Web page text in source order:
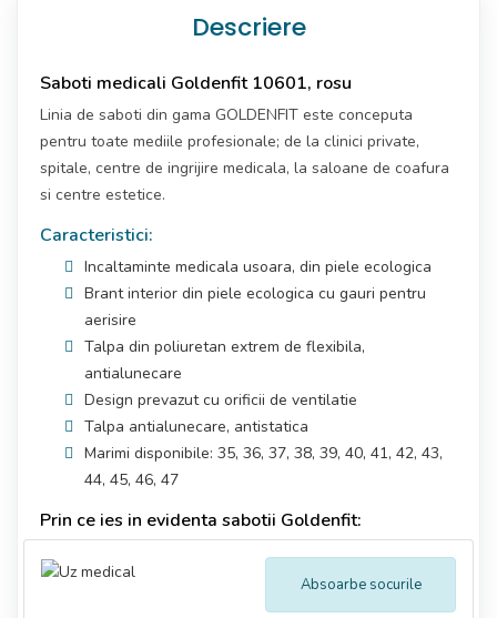
Descriere
Saboti medicali Goldenfit 10601, rosu
Linia de saboti din gama GOLDENFIT este conceputa
pentru toate mediile profesionale; de la clinici private,
spitale, centre de ingrijire medicala, la saloane de coafura
si centre estetice.
Caracteristici:
Incaltaminte medicala usoara, din piele ecologica
Brant interior din piele ecologica cu gauri pentru
aerisire
Talpa din poliuretan extrem de flexibila,
antialunecare
Design prevazut cu orificii de ventilatie
Talpa antialunecare, antistatica
Marimi disponibile: 35, 36, 37, 38, 39, 40, 41, 42, 43,
44, 45, 46, 47
Prin ce ies in evidenta sabotii Goldenfit:
Absoarbe socurile